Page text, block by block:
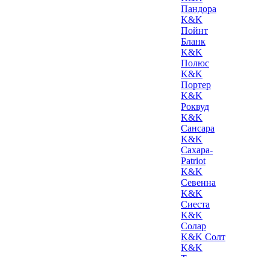
Пандора
K&K
Пойнт
Бланк
K&K
Полюс
K&K
Портер
K&K
Роквуд
K&K
Сансара
K&K
Сахара-
Patriot
K&K
Севенна
K&K
Сиеста
K&K
Солар
K&K Солт
K&K